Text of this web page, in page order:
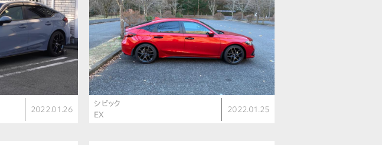
2022.01.26
シビック
EX
2022.01.25